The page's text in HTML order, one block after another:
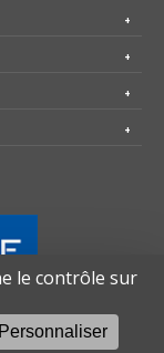
le contrôle sur
Personnaliser